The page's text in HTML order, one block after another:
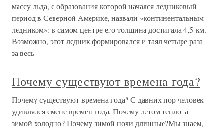
массу льда, с образования которой начался ледниковый
период в Северной Америке, назвали «континентальным
ледником»: в самом центре его толщина достигала 4,5 км.
Возможно, этот ледник формировался и таял четыре раза
за весь
Почему существуют времена года?
Почему существуют времена года? С давних пор человек
удивлялся смене времен года. Почему летом тепло, а
зимой холодно? Почему зимой ночи длинные?Мы знаем,